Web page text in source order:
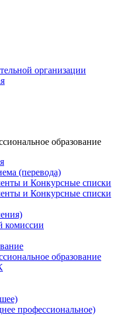
организации
образование
(перевода)
и Конкурсные списки
и Конкурсные списки
комиссии
образование
профессиональное)